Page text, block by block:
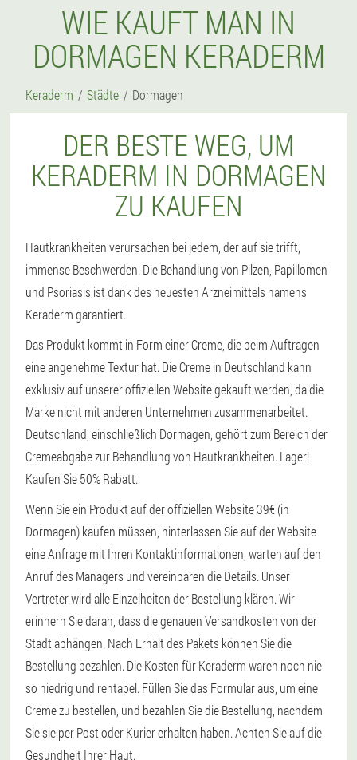
WIE KAUFT MAN IN
DORMAGEN KERADERM
Keraderm Städte Dormagen
DER BESTE WEG, UM
KERADERM IN DORMAGEN
ZU KAUFEN
Hautkrankheiten verursachen bei jedem, der auf sie trifft,
immense Beschwerden. Die Behandlung von Pilzen, Papillomen
und Psoriasis ist dank des neuesten Arzneimittels namens
Keraderm garantiert.
Das Produkt kommt in Form einer Creme, die beim Auftragen
eine angenehme Textur hat. Die Creme in Deutschland kann
exklusiv auf unserer offiziellen Website gekauft werden, da die
Marke nicht mit anderen Unternehmen zusammenarbeitet.
Deutschland, einschließlich Dormagen, gehört zum Bereich der
Cremeabgabe zur Behandlung von Hautkrankheiten. Lager!
Kaufen Sie 50% Rabatt.
Wenn Sie ein Produkt auf der offiziellen Website 39€ (in
Dormagen) kaufen müssen, hinterlassen Sie auf der Website
eine Anfrage mit Ihren Kontaktinformationen, warten auf den
Anruf des Managers und vereinbaren die Details. Unser
Vertreter wird alle Einzelheiten der Bestellung klären. Wir
erinnern Sie daran, dass die genauen Versandkosten von der
Stadt abhängen. Nach Erhalt des Pakets können Sie die
Bestellung bezahlen. Die Kosten für Keraderm waren noch nie
so niedrig und rentabel. Füllen Sie das Formular aus, um eine
Creme zu bestellen, und bezahlen Sie die Bestellung, nachdem
Sie sie per Post oder Kurier erhalten haben. Achten Sie auf die
Gesundheit Ihrer Haut.